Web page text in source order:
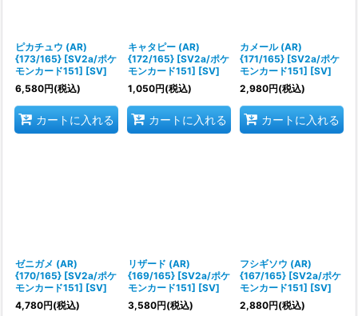
ピカチュウ (AR)
{173/165} [SV2a/ポケ
モンカード151] [SV]
6,580円(税込)
カートに入れる
キャタピー (AR)
{172/165} [SV2a/ポケ
モンカード151] [SV]
1,050円(税込)
カートに入れる
カメール (AR)
{171/165} [SV2a/ポケ
モンカード151] [SV]
2,980円(税込)
カートに入れる
ゼニガメ (AR)
{170/165} [SV2a/ポケ
モンカード151] [SV]
4,780円(税込)
リザード (AR)
{169/165} [SV2a/ポケ
モンカード151] [SV]
3,580円(税込)
フシギソウ (AR)
{167/165} [SV2a/ポケ
モンカード151] [SV]
2,880円(税込)